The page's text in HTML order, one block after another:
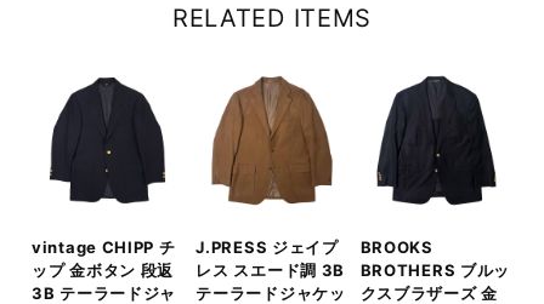
RELATED ITEMS
vintage CHIPP チ
ップ 金ボタン 段返
3B テーラードジャ
J.PRESS ジェイプ
レス スエード調 3B
テーラードジャケッ
BROOKS
BROTHERS ブルッ
クスブラザーズ 金